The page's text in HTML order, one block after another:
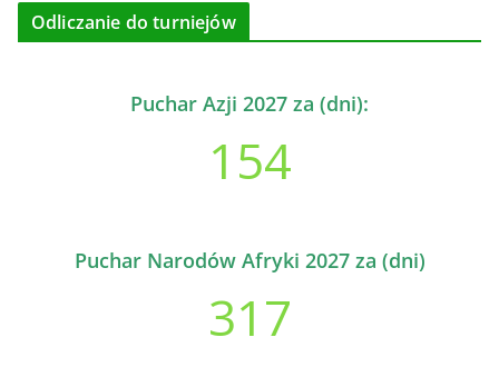
Odliczanie do turniejów
Puchar Azji 2027 za (dni):
154
Puchar Narodów Afryki 2027 za (dni)
317